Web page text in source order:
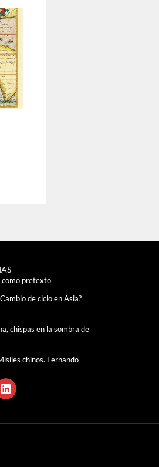
como pretexto
de ciclo en Asia?
chispas en la sombra de
chinos. Fernando